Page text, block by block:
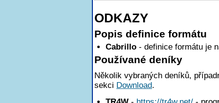
ODKAZY
Popis definice formátu
Cabrillo - definice formátu je
Používané deníky
Několik vybraných deníků,
sekci Download.